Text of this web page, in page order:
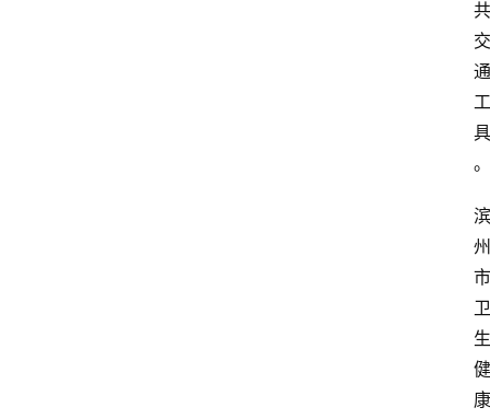
共
交
通
工
具
。
滨
州
市
卫
生
健
康